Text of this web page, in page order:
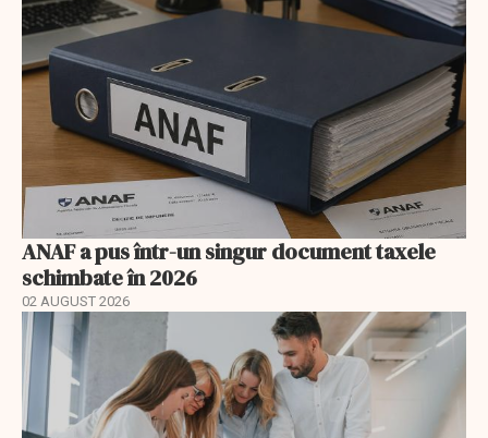
ANAF a pus într-un singur document taxele
schimbate în 2026
02 AUGUST 2026